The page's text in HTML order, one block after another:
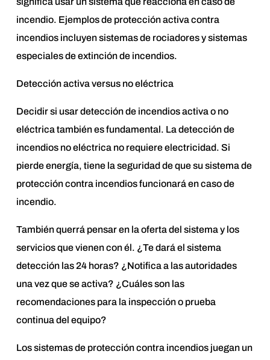
incendio. Ejemplos de protección activa contra
incendios incluyen sistemas de rociadores y sistemas
especiales de extinción de incendios.
Detección activa versus no eléctrica
Decidir si usar detección de incendios activa o no
eléctrica también es fundamental. La detección de
incendios no eléctrica no requiere electricidad. Si
pierde energía, tiene la seguridad de que su sistema de
protección contra incendios funcionará en caso de
incendio.
También querrá pensar en la oferta del sistema y los
servicios que vienen con él. ¿Te dará el sistema
detección las 24 horas? ¿Notifica a las autoridades
una vez que se activa? ¿Cuáles son las
recomendaciones para la inspección o prueba
continua del equipo?
Los sistemas de protección contra incendios juegan un